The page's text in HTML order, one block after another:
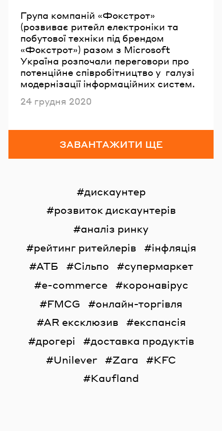
Група компаній «Фокстрот»
(розвиває ритейл електроніки та
побутової техніки під брендом
«Фокстрот») разом з Microsoft
Україна розпочали переговори про
потенційне співробітництво у галузі
модернізації інформаційних систем.
Опубліковано
24 грудня 2020
ЗАВАНТАЖИТИ ЩЕ
дискаунтер
розвиток дискаунтерів
аналіз ринку
рейтинг ритейлерів
інфляція
АТБ
Сільпо
супермаркет
e-commerce
коронавірус
FMCG
онлайн-торгівля
AR ексклюзив
експансія
дрогері
доставка продуктів
Unilever
Zara
KFC
Kaufland